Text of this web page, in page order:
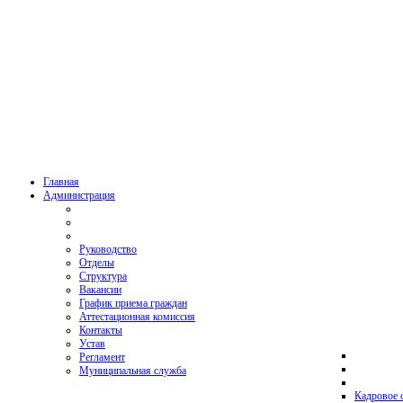
Главная
Администрация
Руководство
Отделы
Структура
Вакансии
График приема граждан
Аттестационная комиссия
Контакты
Устав
Регламент
Муниципальная служба
Кадровое